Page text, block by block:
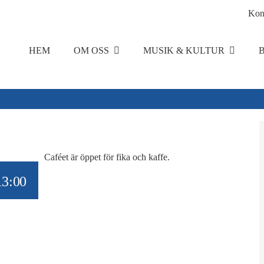
HEM OM OSS MUSIK & KULTUR
Caféet är öppet för fika och kaffe.